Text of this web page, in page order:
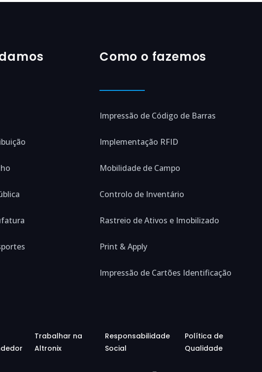
Como o fazemos
Impressão de Código de Barras
Implementação RFID
Mobilidade de Campo
Controlo de Inventário
Rastreio de Ativos e Imobilizado
Print & Apply
Impressão de Cartões Identificação
Trabalhar na
Altronix
Responsabilidade
Social
Política de
Qualidade